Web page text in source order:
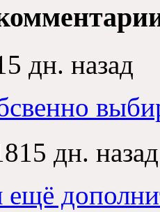
дн. назад
дн. назад
ещё